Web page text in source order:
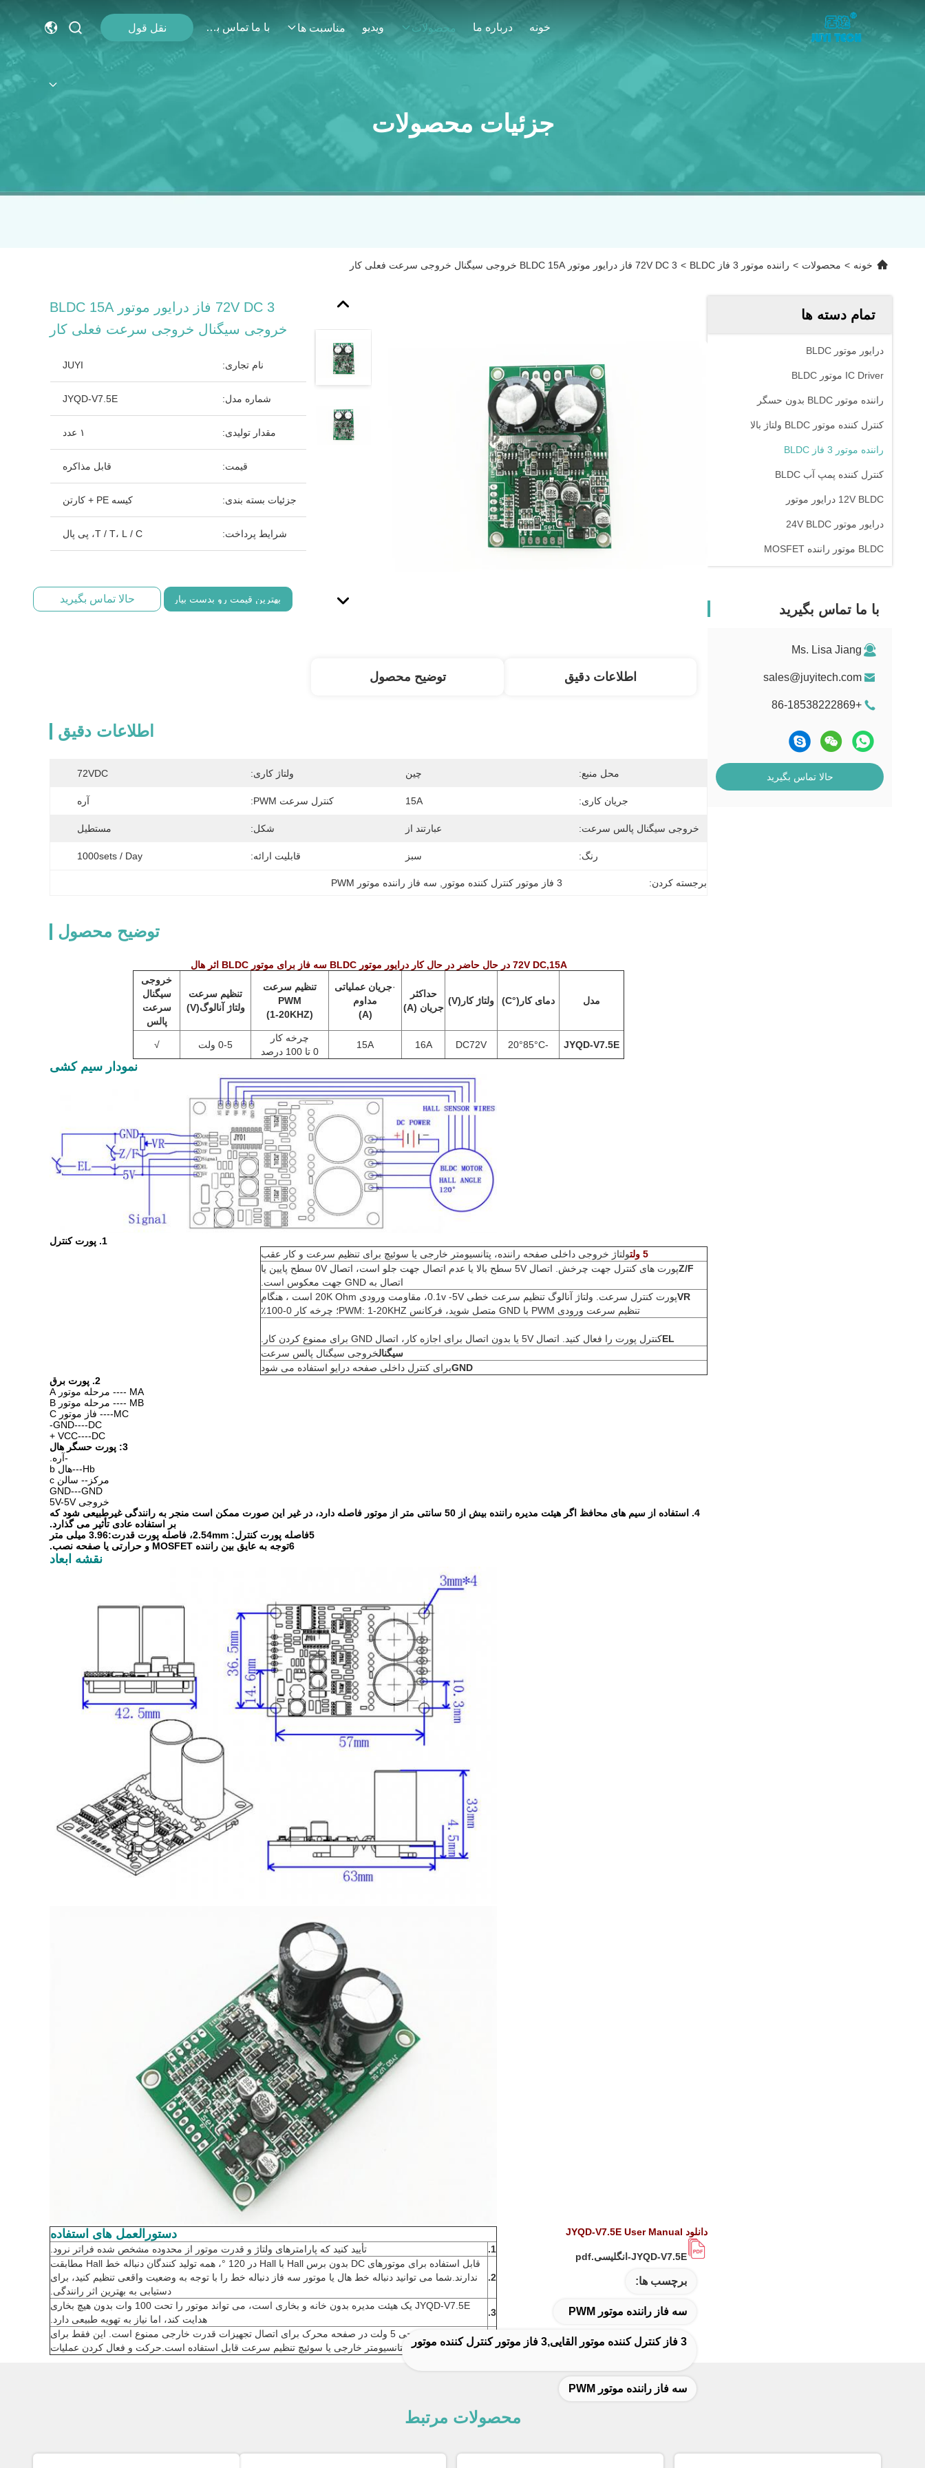
خونه درباره ما محصولات ویدیو مناسبت ها با ما تماس بگیرید نقل قول
جزئیات محصولات
خونه > محصولات > راننده موتور 3 فاز BLDC > 72V DC 3 فاز درایور موتور BLDC 15A خروجی سیگنال خروجی سرعت فعلی کار
تمام دسته ها
درایور موتور BLDC
IC Driver موتور BLDC
راننده موتور BLDC بدون حسگر
کنترل کننده موتور BLDC ولتاژ بالا
راننده موتور 3 فاز BLDC
کنترل کننده پمپ آب BLDC
12V BLDC درایور موتور
درایور موتور 24V BLDC
BLDC موتور راننده MOSFET
با ما تماس بگیرید
Ms. Lisa Jiang
sales@juyitech.com
+86-18538222869
حالا تماس بگیرید
72V DC 3 فاز درایور موتور BLDC 15A
خروجی سیگنال خروجی سرعت فعلی کار
نام تجاری: JUYI
شماره مدل: JYQD-V7.5E
مقدار تولیدی: ۱ عدد
قیمت: قابل مذاکره
جزئیات بسته بندی: کیسه PE + کارتن
شرایط پرداخت: T / T، L / C، پی پال
بهترین قیمت رو بدست بیار حالا تماس بگیرید
اطلاعات دقیق توضیح محصول
اطلاعات دقیق
محل منبع: چين ولتاژ کاری: 72VDC
جریان کاری: 15A کنترل سرعت PWM: آره
خروجی سیگنال پالس سرعت: عبارتند از شکل: مستطیل
رنگ: سبز قابلیت ارائه: 1000sets / Day
برجسته کردن: 3 فاز موتور کنترل کننده موتور سه فاز راننده موتور PWM
توضیح محصول
72V DC,15A در حال حاضر در حال کار درایور موتور BLDC سه فاز برای موتور BLDC اثر هال
مدل دمای کار (°C) ولتاژ کار (
V
)
حداکثر
جریان (A)
·جریان عملیاتی
مداوم
(
A
)
تنظیم سرعت
PWM
(1-20KHZ)
تنظیم سرعت
ولتاژ آنالوگ(V)
خروجی
سیگنال
سرعت
پالس
JYQD-V7.5E
-20°85°C
DC72V
16A
15A
چرخه کار
0 تا 100 درصد
0-5 ولت √
نمودار سیم کشی
1. پورت کنترل
5 ولت
ولتاژ خروجی داخلی صفحه راننده، پتانسیومتر خارجی یا سوئیچ برای تنظیم سرعت و کار عقب
Z/F
پورت های کنترل جهت چرخش. اتصال 5V سطح بالا یا عدم اتصال جهت جلو است، اتصال 0V سطح پایین یا
اتصال به GND جهت معکوس است.
VR
پورت کنترل سرعت. ولتاژ آنالوگ تنظیم سرعت خطی 0.1v -5V، مقاومت ورودی 20K Ohm است ، هنگام
تنظیم سرعت ورودی PWM با GND متصل شوید، فرکانس PWM: 1-20KHZ؛ چرخه کار 0-100٪
ELکنترل پورت را فعال کنید. اتصال 5V یا بدون اتصال برای اجازه کار، اتصال GND برای ممنوع کردن کار.
سیگنالخروجی سیگنال پالس سرعت
GNDبرای کنترل داخلی صفحه درایو استفاده می شود
2. پورت برق
MA ---- مرحله موتور A
MB ---- مرحله موتور B
MC---- فاز موتور C
GND----DC-
VCC----DC +
3: پورت حسگر هال
-آره.
Hb---هال b
مرکز-- سالن c
GND---GND
خروجی 5V-5V
4. استفاده از سیم های محافظ اگر هیئت مدیره راننده بیش از 50 سانتی متر از موتور فاصله دارد، در غیر این صورت ممکن است منجر به رانندگی غیرطبیعی شود که
بر استفاده عادی تأثیر می گذارد.
5فاصله پورت کنترل: 2.54mm، فاصله پورت قدرت:3.96 میلی متر
6توجه به عایق بین راننده MOSFET و حرارتی یا صفحه نصب.
نقشه ابعاد
دستورالعمل های استفاده
1. تأیید کنید که پارامترهای ولتاژ و قدرت موتور از محدوده مشخص شده فراتر نرود.
2.
قابل استفاده برای موتورهای DC بدون برس Hall با Hall در 120 °، همه تولید کنندگان دنباله خط Hall مطابقت
ندارند.شما می توانید دنباله خط هال یا موتور سه فاز دنباله خط را با توجه به وضعیت واقعی تنظیم کنید، برای
دستیابی به بهترین اثر رانندگی.
3.
JYQD-V7.5E یک هیئت مدیره بدون خانه و بخاری است، می تواند موتور را تحت 100 وات بدون هیچ بخاری
هدایت کند، اما نیاز به تهویه طبیعی دارد.
4.
پورت خروجی 5 ولت در صفحه محرک برای اتصال تجهیزات قدرت خارجی ممنوع است. این فقط برای
پتانسیومتر خارجی یا سوئیچ تنظیم سرعت قابل استفاده است.حرکت و فعال کردن عملیات
دانلود JYQD-V7.5E User Manual
JYQD-V7.5E-انگلیسی.pdf
برچسب ها:
سه فاز راننده موتور PWM
3 فاز کنترل کننده موتور القایی,3 فاز موتور کنترل کننده موتور
سه فاز راننده موتور PWM
محصولات مرتبط